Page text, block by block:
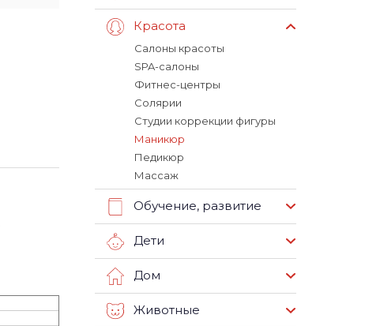
Красота
Салоны красоты
SPA-салоны
Фитнес-центры
Солярии
Студии коррекции фигуры
Маникюр
Педикюр
Массаж
Обучение, развитие
Дети
Дом
Животные